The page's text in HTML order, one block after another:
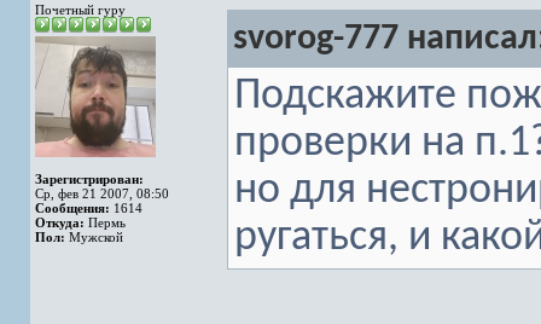
Почетный гуру
Зарегистрирован:
Ср, фев 21 2007, 08:50
Сообщения: 1614
Откуда: Пермь
Пол: Мужской
svorog-777
Подскажите
проверки на
но для
ругаться, и